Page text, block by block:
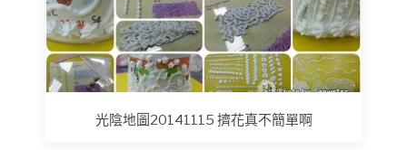
光陰地圖20141115 擠花真不簡單啊